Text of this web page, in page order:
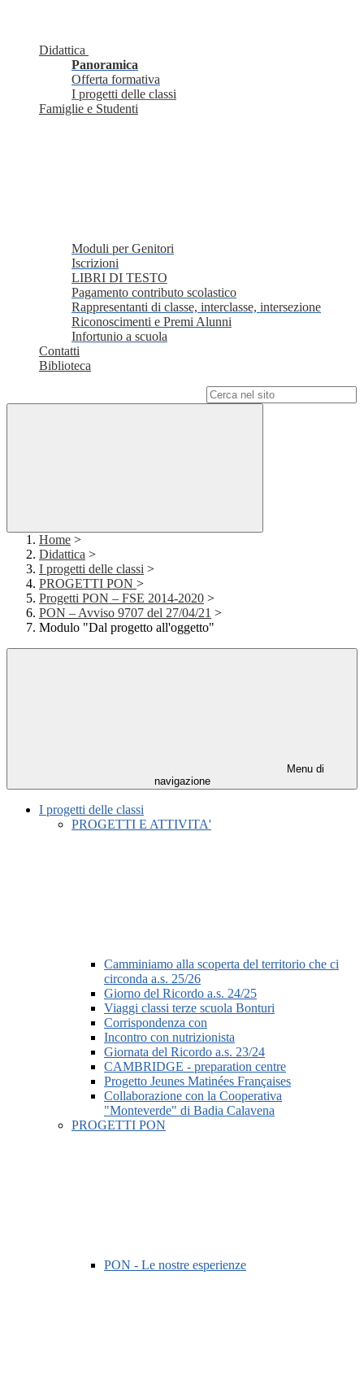
Didattica
Panoramica
Offerta formativa
I progetti delle classi
Famiglie e Studenti
Moduli per Genitori
Iscrizioni
LIBRI DI TESTO
Pagamento contributo scolastico
Rappresentanti di classe, interclasse, intersezione
Riconoscimenti e Premi Alunni
Infortunio a scuola
Contatti
Biblioteca
Home >
Didattica >
I progetti delle classi >
PROGETTI PON >
Progetti PON – FSE 2014-2020 >
PON – Avviso 9707 del 27/04/21 >
Modulo "Dal progetto all'oggetto"
Menu di
navigazione
I progetti delle classi
PROGETTI E ATTIVITA'
Camminiamo alla scoperta del territorio che ci
circonda a.s. 25/26
Giorno del Ricordo a.s. 24/25
Viaggi classi terze scuola Bonturi
Corrispondenza con
Incontro con nutrizionista
Giornata del Ricordo a.s. 23/24
CAMBRIDGE - preparation centre
Progetto Jeunes Matinées Françaises
Collaborazione con la Cooperativa
"Monteverde" di Badia Calavena
PROGETTI PON
PON - Le nostre esperienze